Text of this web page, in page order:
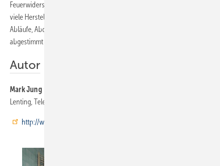
Feuerwiderstandsklasse R120. Das wurde4üssen. Das gewährleisten
viele Hersteller, indem sie Baukastensysteme anbieten, in denen
Abläufe, Abdeckungen und Brandschutzelemente aufeinander
abgestimmt sind.
Autor
Mark Jung
Lenting, Telefon (0 84 56) 27-0, Telefax (0 84 56) 27-1 02,
http://www.kessel.de